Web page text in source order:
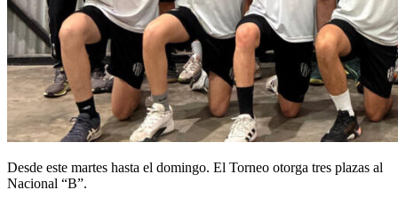
Desde este martes hasta el domingo. El Torneo otorga tres plazas al
Nacional “B”.